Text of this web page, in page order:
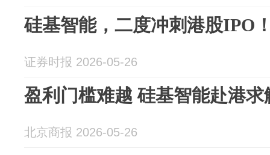
硅基智能，二度冲刺港股IPO
证券时报 2026-05-26
盈利门槛难越 硅基智能赴港求
北京商报 2026-05-26